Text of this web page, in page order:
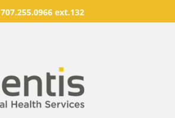
707.255.0966 ext.132